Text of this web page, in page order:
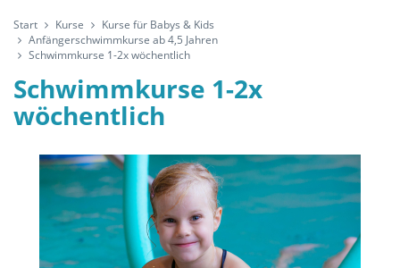
Start Kurse
Kurse für Babys & Kids
Anfängerschwimmkurse ab 4,5 Jahren
Schwimmkurse 1-2x wöchentlich
Schwimmkurse 1-2x
wöchentlich